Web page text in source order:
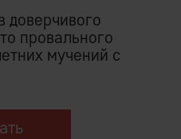
доверчивого
провального
мучений с